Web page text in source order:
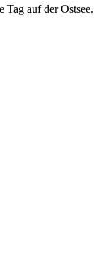
auf der